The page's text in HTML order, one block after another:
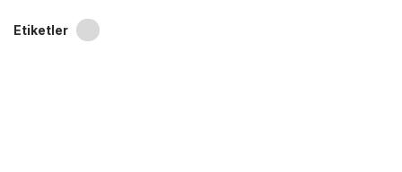
Etiketler